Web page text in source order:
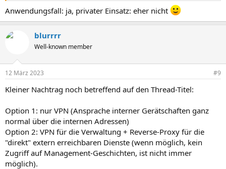
Anwendungsfall: ja, privater Einsatz: eher nicht
blurrrr
Well-known member
12 März 2023 #9
Kleiner Nachtrag noch betreffend auf den Thread-Titel:
Option 1: nur VPN (Ansprache interner Gerätschaften ganz
normal über die internen Adressen)
Option 2: VPN für die Verwaltung + Reverse-Proxy für die
"direkt" extern erreichbaren Dienste (wenn möglich, kein
Zugriff auf Management-Geschichten, ist nicht immer
möglich).